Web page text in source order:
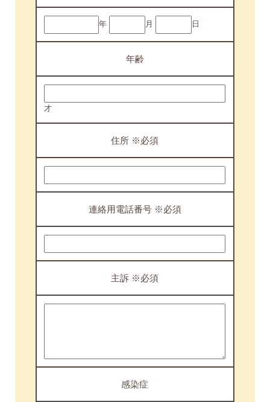
年 月 日
年齢
才
住所 ※必須
連絡用電話番号 ※必須
主訴 ※必須
感染症